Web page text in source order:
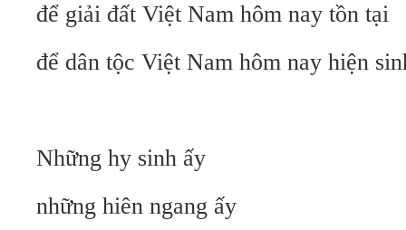
để giải đất Việt Nam hôm nay tồn tại
để dân tộc Việt Nam hôm nay hiện
Những hy sinh ấy
những hiên ngang ấy